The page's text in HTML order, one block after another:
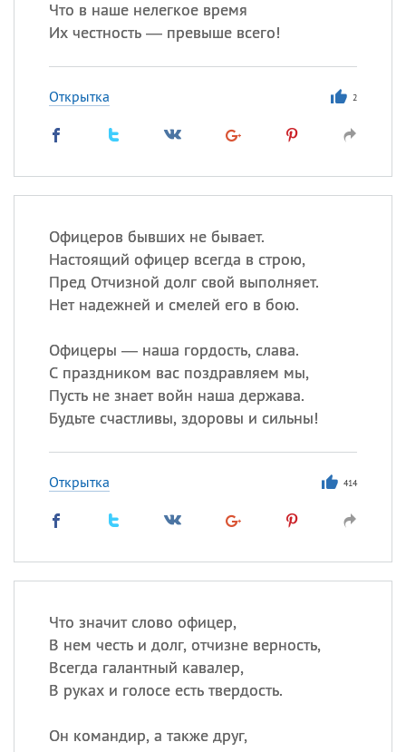
Что в наше нелегкое время
Их честность — превыше всего!
Открытка 2
Офицеров бывших не бывает.
Настоящий офицер всегда в строю,
Пред Отчизной долг свой выполняет.
Нет надежней и смелей его в бою.
Офицеры — наша гордость, слава.
С праздником вас поздравляем мы,
Пусть не знает войн наша держава.
Будьте счастливы, здоровы и сильны!
Открытка 414
Что значит слово офицер,
В нем честь и долг, отчизне верность,
Всегда галантный кавалер,
В руках и голосе есть твердость.
Он командир, а также друг,